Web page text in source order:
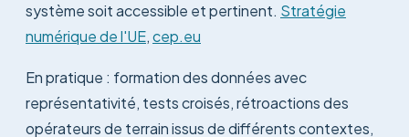
système soit accessible et pertinent. Stratégie
numérique de l'UE,cep.eu
En pratique : formation des données avec
représentativité, tests croisés, rétroactions des
opérateurs de terrain issus de différents contextes,